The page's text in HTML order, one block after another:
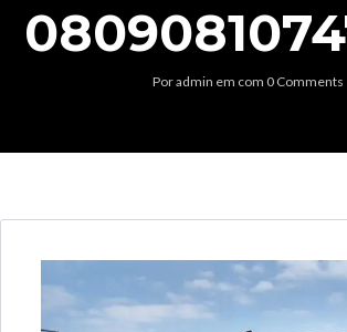
Poradmin em com 0 Comments